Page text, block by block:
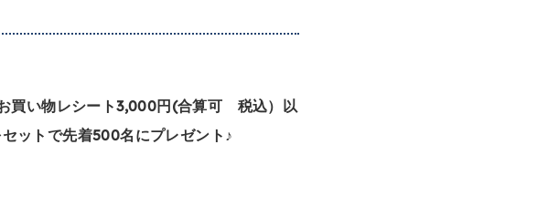
買い物レシート3,000円(合算可 税込）以
ットで先着500名にプレゼント♪